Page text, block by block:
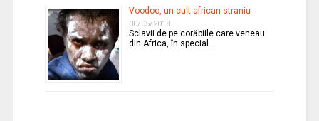
Voodoo, un cult african straniu
30/05/2018
Sclavii de pe corăbiile care veneau
din Africa, în special …